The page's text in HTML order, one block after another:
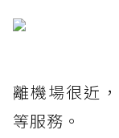
離機場很近
等服務。